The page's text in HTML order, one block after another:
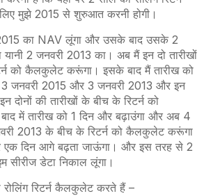
मुझे 2015 से शुरुआत करनी होगी।
का NAV लूंगा और उसके बाद उसके 2
2 जनवरी 2013 का। अब मैं इन दो तारीखों
को कैलकुलेट करूंगा। इसके बाद मैं तारीख को
3 जनवरी 2015 और 3 जनवरी 2013 और इन
दोनों की तारीखों के बीच के रिटर्न को
में तारीख को 1 दिन और बढ़ाउंगा और अब 4
2013 के बीच के रिटर्न को कैलकुलेट करूंगा
एक दिन आगे बढ़ता जाऊंगा। और इस तरह से 2
सीरीज डेटा निकाल लूंगा।
रिटर्न कैलकुलेट करते हैं –